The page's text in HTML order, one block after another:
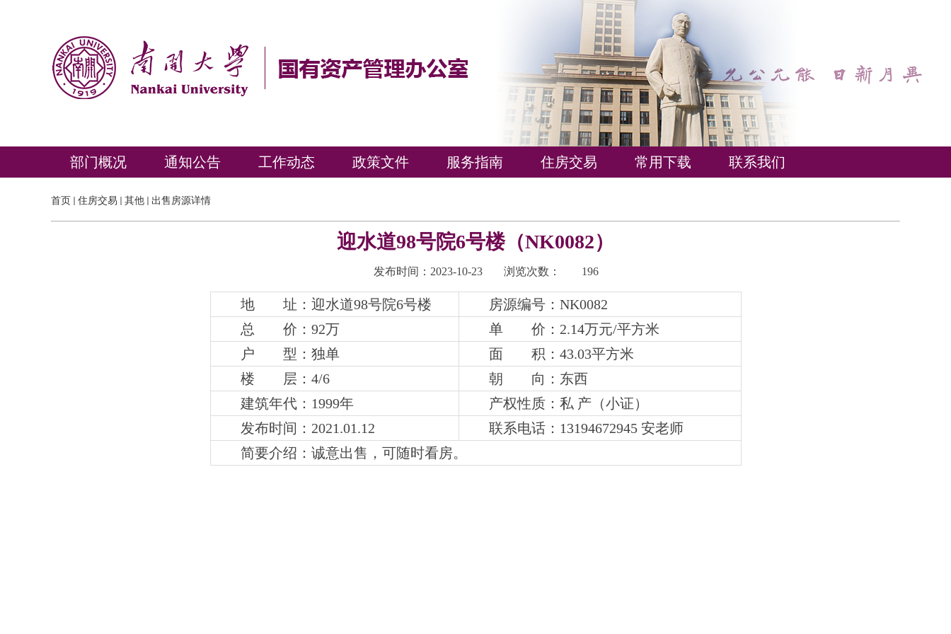
部门概况 通知公告 工作动态 政策文件 服务指南 住房交易 常用下载 联系我们
首页 住房交易 其他 出售房源详情
迎水道98号院6号楼（NK0082）
发布时间：2023-10-23 浏览次数： 196
地 址：迎水道98号院6号楼
房源编号：NK0082
总 价：92万
单 价：2.14万元/平方米
户 型：独单
面 积：43.03平方米
楼 层：4/6
朝 向：东西
建筑年代：1999年
产权性质：私 产（小证）
发布时间：2021.01.12
联系电话： 13194672945 安老师
简要介绍： 诚意出售，可随时看房。